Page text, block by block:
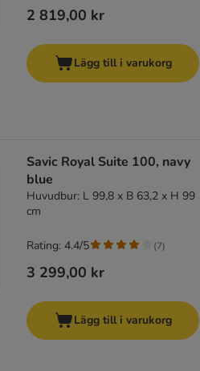
2 819,00 kr
Lägg till i varukorg
Savic Royal Suite 100, navy
blue
Huvudbur: L 99,8 x B 63,2 x H 99
cm
3 299,00 kr
Rating: 4.4/5 (7)
Lägg till i varukorg